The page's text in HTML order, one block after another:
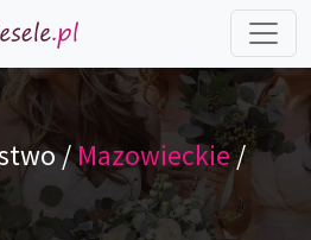
/Mazowieckie/